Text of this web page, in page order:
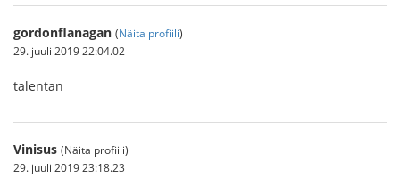
gordonflanagan (Näita profiili)
29. juuli 2019 22:04.02
talentan
Vinisus (Näita profiili)
29. juuli 2019 23:18.23